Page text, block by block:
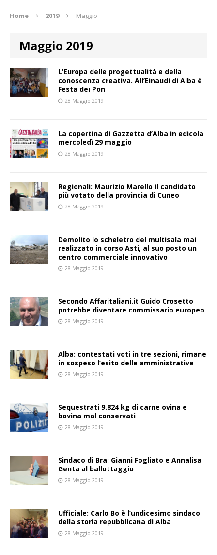
Home 2019 Maggio
Maggio 2019
L’Europa delle progettualità e della
conoscenza creativa. All’Einaudi di Alba è
Festa dei Pon
28 Maggio 2019
La copertina di Gazzetta d’Alba in edicola
mercoledì 29 maggio
28 Maggio 2019
Regionali: Maurizio Marello il candidato
più votato della provincia di Cuneo
28 Maggio 2019
Demolito lo scheletro del multisala mai
realizzato in corso Asti, al suo posto un
centro commerciale innovativo
28 Maggio 2019
Secondo Affaritaliani.it Guido Crosetto
potrebbe diventare commissario europeo
28 Maggio 2019
Alba: contestati voti in tre sezioni, rimane
in sospeso l’esito delle amministrative
28 Maggio 2019
Sequestrati 9.824 kg di carne ovina e
bovina mal conservati
28 Maggio 2019
Sindaco di Bra: Gianni Fogliato e Annalisa
Genta al ballottaggio
28 Maggio 2019
Ufficiale: Carlo Bo è l’undicesimo sindaco
della storia repubblicana di Alba
28 Maggio 2019